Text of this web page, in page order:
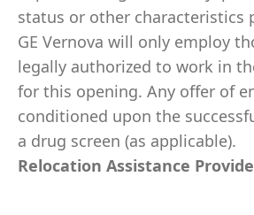
status or other characteristics
GE Vernova will only employ
legally authorized to work in
for this opening. Any offer of
conditioned upon the
a drug screen (as applicable).
Relocation Assistance